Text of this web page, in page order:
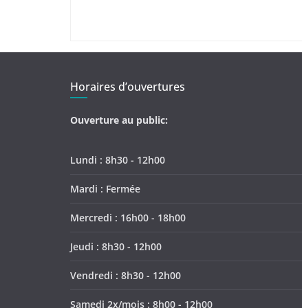
Horaires d’ouvertures
Ouverture au public:
Lundi : 8h30 - 12h00
Mardi : Fermée
Mercredi : 16h00 - 18h00
Jeudi : 8h30 - 12h00
Vendredi : 8h30 - 12h00
Samedi 2x/mois : 8h00 - 12h00